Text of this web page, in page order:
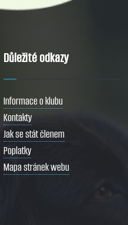
Důležité odkazy
Informace o klubu
Kontakty
Jak se stát členem
Poplatky
Mapa stránek webu